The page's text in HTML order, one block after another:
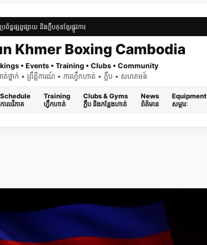
ព្វផ្សាយ និងក្លឹបគុនខ្មែរផ្លូវការ
Khmer Boxing Cambodia
• Events • Training • Clubs • Community
ថ្នាក់ • ព្រឹត្តិការណ៍ • ការហ្វឹកហាត់ • ក្លឹប • សហគមន៍
Schedule
កាលវិភាគ
Training
ហ្វឹកហាត់
Clubs & Gyms
ក្លឹប និងកន្លែងហាត់
News
ព័ត៌មាន
Equipment
សម្ភារៈ